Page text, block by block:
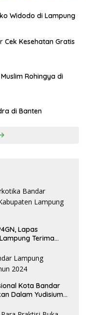
Widodo di Lampung
Cek Kesehatan Gratis
Rohingya di
di Banten
Lapas
Terima
Kota Bandar
Dalam Yudisium